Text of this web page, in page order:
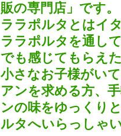
販の専門店」です。
ララポルタとはイ
ララポルタを通し
でも感じてもらえ
小さなお子様がい
アンを求める方、
ンの味をゆっくり
ルタへいらっしゃ